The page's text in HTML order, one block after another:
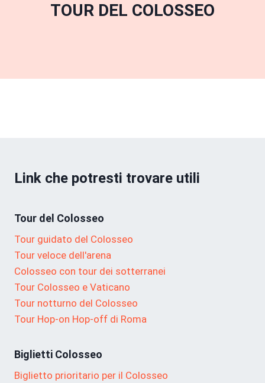
TOUR DEL COLOSSEO
Link che potresti trovare utili
Tour del Colosseo
Tour guidato del Colosseo
Tour veloce dell'arena
Colosseo con tour dei sotterranei
Tour Colosseo e Vaticano
Tour notturno del Colosseo
Tour Hop-on Hop-off di Roma
Biglietti Colosseo
Biglietto prioritario per il Colosseo